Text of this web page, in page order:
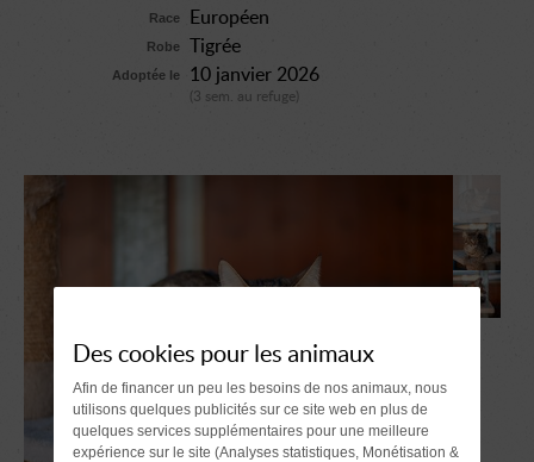
Race Européen
Robe Tigrée
Adoptée le 10 janvier 2026
(3 sem. au refuge)
Des cookies pour les animaux
Afin de financer un peu les besoins de nos animaux, nous
utilisons quelques publicités sur ce site web en plus de
quelques services supplémentaires pour une meilleure
expérience sur le site (Analyses statistiques, Monétisation &